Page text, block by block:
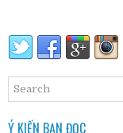
Ý KIẾN BẠN ĐỌC